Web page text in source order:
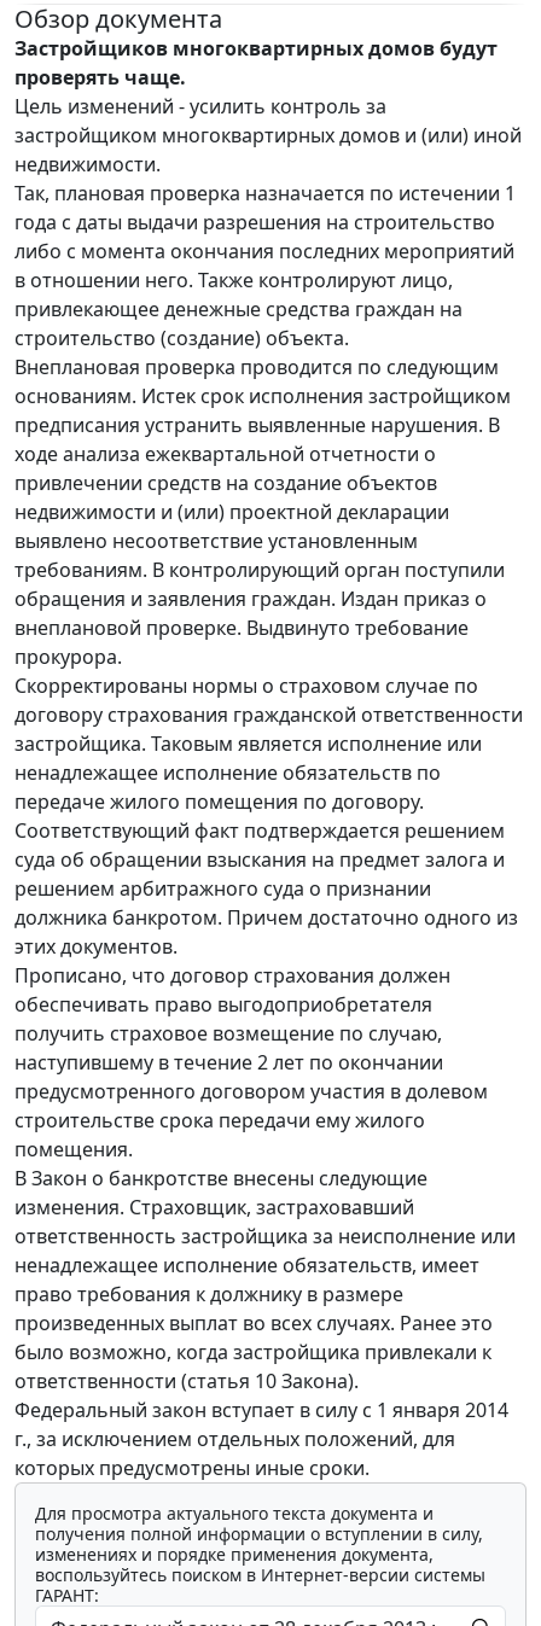
Обзор документа
Застройщиков многоквартирных домов будут
проверять чаще.
Цель изменений - усилить контроль за
застройщиком многоквартирных домов и (или) иной
недвижимости.
Так, плановая проверка назначается по истечении 1
года с даты выдачи разрешения на строительство
либо с момента окончания последних мероприятий
в отношении него. Также контролируют лицо,
привлекающее денежные средства граждан на
строительство (создание) объекта.
Внеплановая проверка проводится по следующим
основаниям. Истек срок исполнения застройщиком
предписания устранить выявленные нарушения. В
ходе анализа ежеквартальной отчетности о
привлечении средств на создание объектов
недвижимости и (или) проектной декларации
выявлено несоответствие установленным
требованиям. В контролирующий орган поступили
обращения и заявления граждан. Издан приказ о
внеплановой проверке. Выдвинуто требование
прокурора.
Скорректированы нормы о страховом случае по
договору страхования гражданской ответственности
застройщика. Таковым является исполнение или
ненадлежащее исполнение обязательств по
передаче жилого помещения по договору.
Соответствующий факт подтверждается решением
суда об обращении взыскания на предмет залога и
решением арбитражного суда о признании
должника банкротом. Причем достаточно одного из
этих документов.
Прописано, что договор страхования должен
обеспечивать право выгодоприобретателя
получить страховое возмещение по случаю,
наступившему в течение 2 лет по окончании
предусмотренного договором участия в долевом
строительстве срока передачи ему жилого
помещения.
В Закон о банкротстве внесены следующие
изменения. Страховщик, застраховавший
ответственность застройщика за неисполнение или
ненадлежащее исполнение обязательств, имеет
право требования к должнику в размере
произведенных выплат во всех случаях. Ранее это
было возможно, когда застройщика привлекали к
ответственности (статья 10 Закона).
Федеральный закон вступает в силу с 1 января 2014
г., за исключением отдельных положений, для
которых предусмотрены иные сроки.
Для просмотра актуального текста документа и
получения полной информации о вступлении в силу,
изменениях и порядке применения документа,
воспользуйтесь поиском в Интернет-версии системы
ГАРАНТ: